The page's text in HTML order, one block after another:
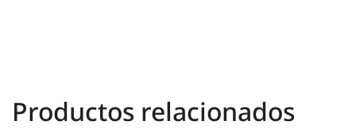
Productos relacionados